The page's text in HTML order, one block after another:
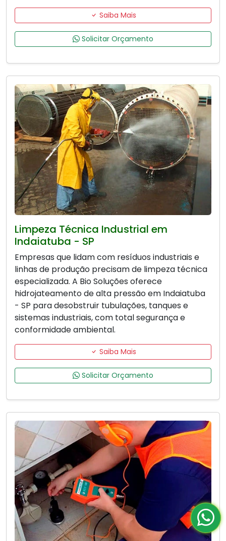
Saiba Mais
Solicitar Orçamento
Limpeza Técnica Industrial em
Indaiatuba - SP
Empresas que lidam com resíduos industriais e
linhas de produção precisam de limpeza técnica
especializada. A Bio Soluções oferece
hidrojateamento de alta pressão em Indaiatuba
- SP para desobstruir tubulações, tanques e
sistemas industriais, com total segurança e
conformidade ambiental.
Saiba Mais
Solicitar Orçamento